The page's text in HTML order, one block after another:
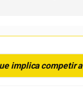
implica competir